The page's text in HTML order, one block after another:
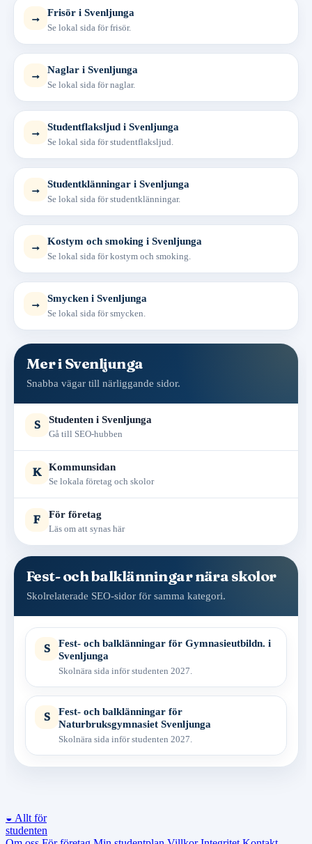
→ Frisör i Svenljunga
Se lokal sida för frisör.
→ Naglar i Svenljunga
Se lokal sida för naglar.
→ Studentflaksljud i Svenljunga
Se lokal sida för studentflaksljud.
→ Studentklänningar i Svenljunga
Se lokal sida för studentklänningar.
→ Kostym och smoking i Svenljunga
Se lokal sida för kostym och smoking.
→ Smycken i Svenljunga
Se lokal sida för smycken.
Mer i Svenljunga
Snabba vägar till närliggande sidor.
S Studenten i Svenljunga
Gå till SEO-hubben
K Kommunsidan
Se lokala företag och skolor
F För företag
Läs om att synas här
Fest- och balklänningar nära skolor
Skolrelaterade SEO-sidor för samma kategori.
S
Fest- och balklänningar för Gymnasieutbildn. i
Svenljunga
Skolnära sida inför studenten 2027.
S
Fest- och balklänningar för
Naturbruksgymnasiet Svenljunga
Skolnära sida inför studenten 2027.
◒ Allt för
studenten